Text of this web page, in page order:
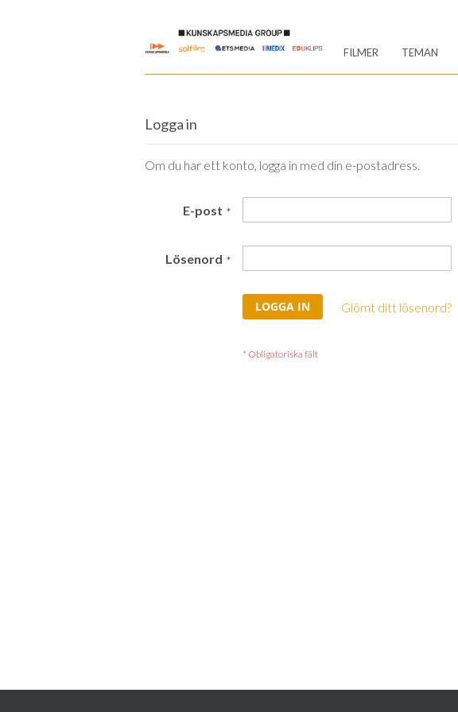
Content
FILMER TEMAN
Logga in
Om du har ett konto, logga in med din e-postadress.
E-post
Lösenord
LOGGA IN Glömt ditt lösenord?